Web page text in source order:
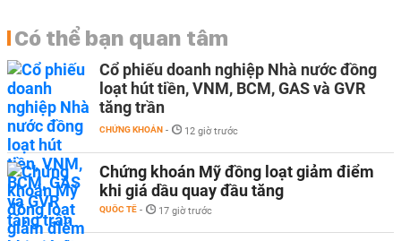
Có thể bạn quan tâm
Cổ phiếu doanh nghiệp Nhà nước đồng
loạt hút tiền, VNM, BCM, GAS và GVR
tăng trần
CHỨNG KHOÁN - 12 giờ trước
Chứng khoán Mỹ đồng loạt giảm điểm
khi giá dầu quay đầu tăng
QUỐC TẾ - 17 giờ trước